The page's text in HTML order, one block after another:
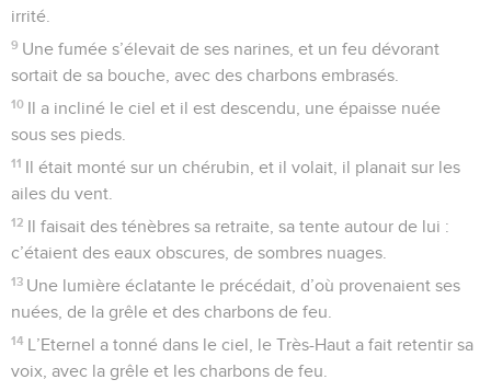
irrité.
9 Une fumée s’élevait de ses narines, et un feu dévorant
sortait de sa bouche, avec des charbons embrasés.
10 Il a incliné le ciel et il est descendu, une épaisse nuée
sous ses pieds.
11 Il était monté sur un chérubin, et il volait, il planait sur les
ailes du vent.
12 Il faisait des ténèbres sa retraite, sa tente autour de lui :
c’étaient des eaux obscures, de sombres nuages.
13 Une lumière éclatante le précédait, d’où provenaient ses
nuées, de la grêle et des charbons de feu.
14 L’Eternel a tonné dans le ciel, le Très-Haut a fait retentir sa
voix, avec la grêle et les charbons de feu.